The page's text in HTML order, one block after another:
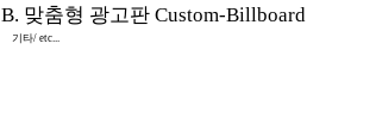
B. 맞춤형 광고판 Custom-Billboard
기타/ etc...